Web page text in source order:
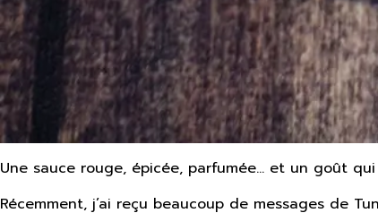
Une sauce rouge, épicée, parfumée… et un goût
Récemment, j’ai reçu beaucoup de messages de